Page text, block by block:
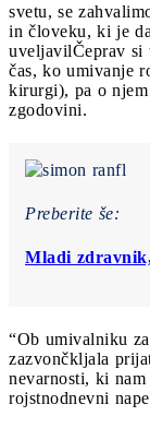
svetu, se
in človeku, ki je
uveljavilČeprav si
čas, ko umivanje
kirurgi), pa o
zgodovini.
Preberite še:
Mladi
“Ob umivalniku
zazvončkljala
nevarnosti, ki
rojstnodnevni